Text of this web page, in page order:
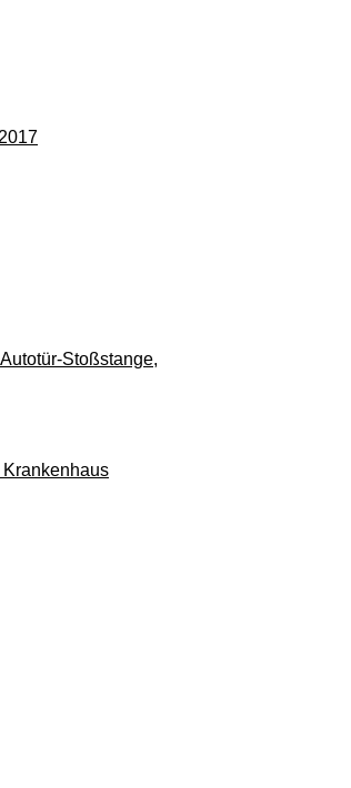
Stoßstange,